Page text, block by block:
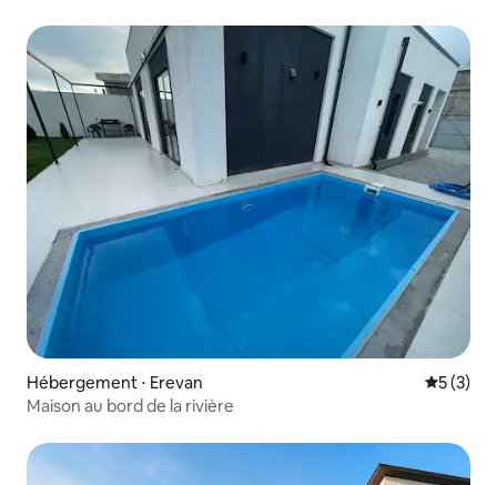
Hébergement ⋅ Erevan
5 (3)
Maison au bord de la rivière